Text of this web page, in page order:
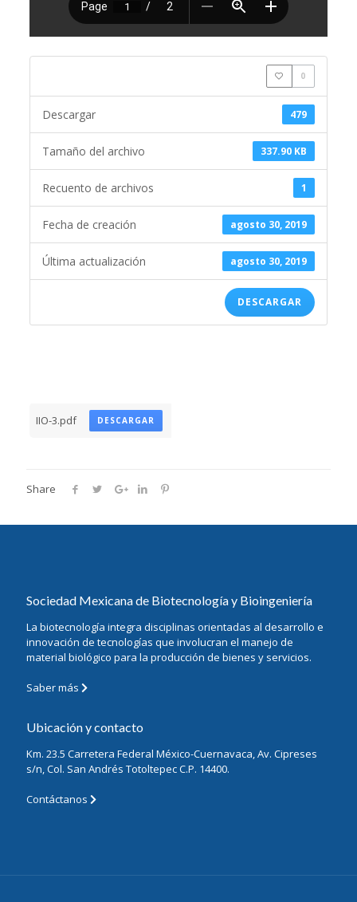
0
479
Descargar
337.90 KB
Tamaño del archivo
1
Recuento de archivos
agosto 30, 2019
Fecha de creación
agosto 30, 2019
Última actualización
DESCARGAR
IIO-3.pdf DESCARGAR
Share
Sociedad Mexicana de Biotecnología y Bioingeniería
La biotecnología integra disciplinas orientadas al desarrollo e
innovación de tecnologías que involucran el manejo de
material biológico para la producción de bienes y servicios.
Saber más
Ubicación y contacto
Km. 23.5 Carretera Federal México-Cuernavaca, Av. Cipreses
s/n, Col. San Andrés Totoltepec C.P. 14400.
Contáctanos